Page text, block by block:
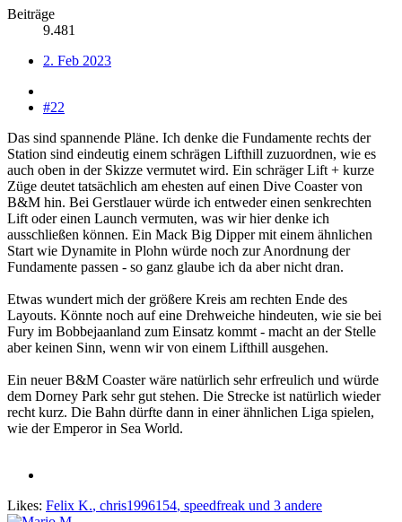
Beiträge
9.481
2. Feb 2023
#22
Das sind spannende Pläne. Ich denke die Fundamente rechts der
Station sind eindeutig einem schrägen Lifthill zuzuordnen, wie es
auch oben in der Skizze vermutet wird. Ein schräger Lift + kurze
Züge deutet tatsächlich am ehesten auf einen Dive Coaster von
B&M hin. Bei Gerstlauer würde ich entweder einen senkrechten
Lift oder einen Launch vermuten, was wir hier denke ich
ausschließen können. Ein Mack Big Dipper mit einem ähnlichen
Start wie Dynamite in Plohn würde noch zur Anordnung der
Fundamente passen - so ganz glaube ich da aber nicht dran.
Etwas wundert mich der größere Kreis am rechten Ende des
Layouts. Könnte noch auf eine Drehweiche hindeuten, wie sie bei
Fury im Bobbejaanland zum Einsatz kommt - macht an der Stelle
aber keinen Sinn, wenn wir von einem Lifthill ausgehen.
Ein neuer B&M Coaster wäre natürlich sehr erfreulich und würde
dem Dorney Park sehr gut stehen. Die Strecke ist natürlich wieder
recht kurz. Die Bahn dürfte dann in einer ähnlichen Liga spielen,
wie der Emperor in Sea World.
Likes: Felix K., chris1996154, speedfreak und 3 andere